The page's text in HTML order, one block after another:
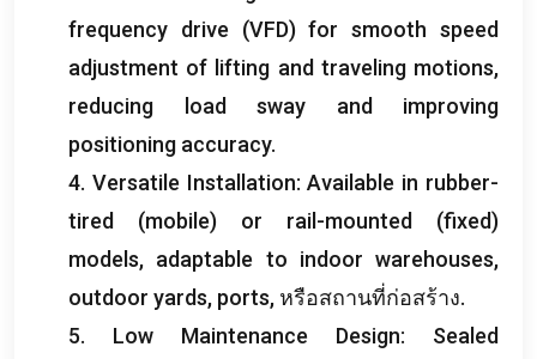
frequency drive (VFD)for smooth speed
adjustment of lifting and traveling motions,
reducing load sway and improving
positioning accuracy.
4. Versatile Installation:Available in rubber-
tired
(mobile) or rail-mounted (fixed)
models, adaptable to indoor warehouses,
outdoor yards, ports, หรือสถานที่ก่อสร้าง.
5. Low Maintenance Design: Sealed